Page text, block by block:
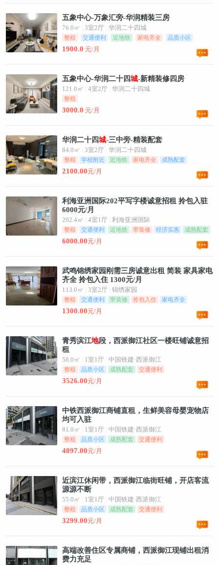
五象中心-万象汇旁-华润精装三房
76.0㎡ 3室2厅 华润二十四城
整租 交通便利 近地铁 家电齐全
品质小区
成熟配套
1900.0 元/月
五象中心-华润二十四城-新精装修四房
121.0㎡ 4室2厅 华润二十四城
整租
3000.0 元/月
华润二十四城-三中旁-精装配套
84.0㎡ 3室2厅 华润二十四城
整租 学校附近 近地铁 家电齐全 成熟配套
2100.00元/月
利海亚洲国际202平写字楼诚意招租 拎包入驻
6000元/月
202.4㎡ 4室1厅 利海亚洲国际
整租 交通便利 近地铁 带装修 经济实惠 成熟配套
6000.00元/月
武鸣锦绣家园刚需三房诚意出租 简装 家具家电
齐全 拎包入住 1300元/月
113.0㎡ 3室2厅 锦绣家园
整租 交通便利 带装修 拎包入住
家电齐全
经济实惠
1300.00元/月
青秀滨江地段，西派御江社区一楼旺铺诚意招
租
58.0㎡ 1室1厅 中国铁建·西派御江
整租 品质小区 成熟配套 交通便利
3526.00元/月
中铁西派御江商铺直租，生鲜美容母婴宠物店
均可入驻
81.0㎡ 1室1厅 中国铁建·西派御江
整租 品质小区 成熟配套 交通便利
4897.00元/月
近滨江休闲带，西派御江临街旺铺，开店客流
源源不断
55.0㎡ 1室1厅 中国铁建·西派御江
整租 品质小区 成熟配套 交通便利
3299.00元/月
高端改善住区专属商铺，西派御江现铺出租消
费力充足